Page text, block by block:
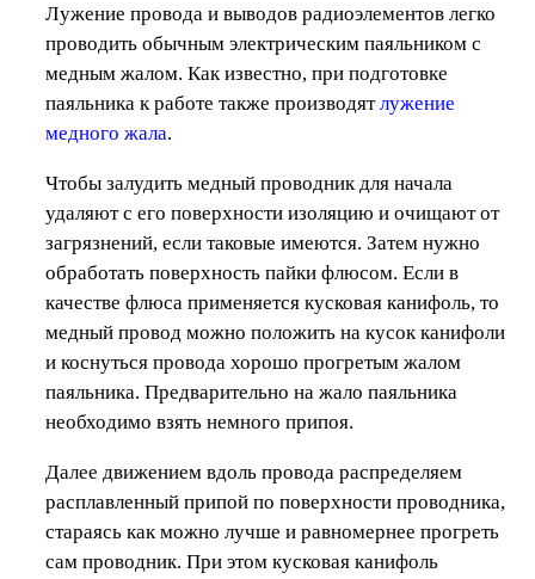
Лужение провода и выводов радиоэлементов легко
проводить обычным электрическим паяльником с
медным жалом. Как известно, при подготовке
паяльника к работе также производятлужение
медного жала.
Чтобы залудить медный проводник для начала
удаляют с его поверхности изоляцию и очищают от
загрязнений, если таковые имеются. Затем нужно
обработать поверхность пайки флюсом. Если в
качестве флюса применяется кусковая канифоль, то
медный провод можно положить на кусок канифоли
и коснуться провода хорошо прогретым жалом
паяльника. Предварительно на жало паяльника
необходимо взять немного припоя.
Далее движением вдоль провода распределяем
расплавленный припой по поверхности проводника,
стараясь как можно лучше и равномернее прогреть
сам проводник. При этом кусковая канифоль